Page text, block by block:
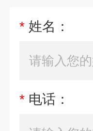
* 姓名：
* 电话：